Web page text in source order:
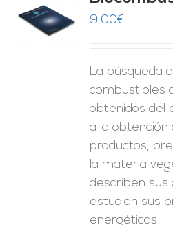
9,00€
La búsqueda
combustibles
obtenidos del
a la obtención
productos,
la materia
describen sus
estudian sus
energéticas